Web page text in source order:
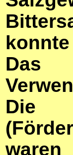
Die
waren